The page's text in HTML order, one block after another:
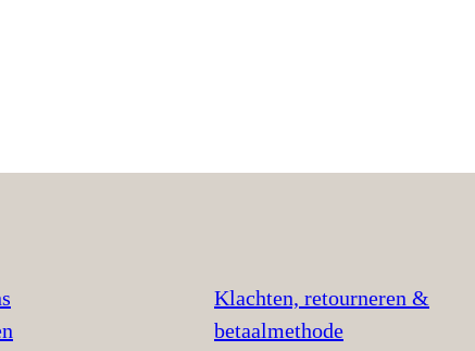
Klachten, retourneren &
betaalmethode